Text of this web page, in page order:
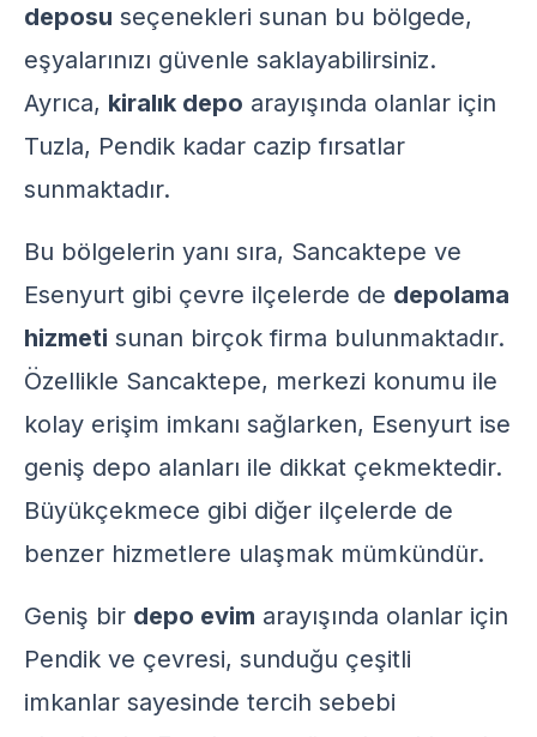
deposu seçenekleri sunan bu bölgede,
eşyalarınızı güvenle saklayabilirsiniz.
Ayrıca, kiralık depo arayışında olanlar için
Tuzla, Pendik kadar cazip fırsatlar
sunmaktadır.
Bu bölgelerin yanı sıra, Sancaktepe ve
Esenyurt gibi çevre ilçelerde de depolama
hizmeti sunan birçok firma bulunmaktadır.
Özellikle Sancaktepe, merkezi konumu ile
kolay erişim imkanı sağlarken, Esenyurt ise
geniş depo alanları ile dikkat çekmektedir.
Büyükçekmece gibi diğer ilçelerde de
benzer hizmetlere ulaşmak mümkündür.
Geniş bir depo evim arayışında olanlar için
Pendik ve çevresi, sunduğu çeşitli
imkanlar sayesinde tercih sebebi